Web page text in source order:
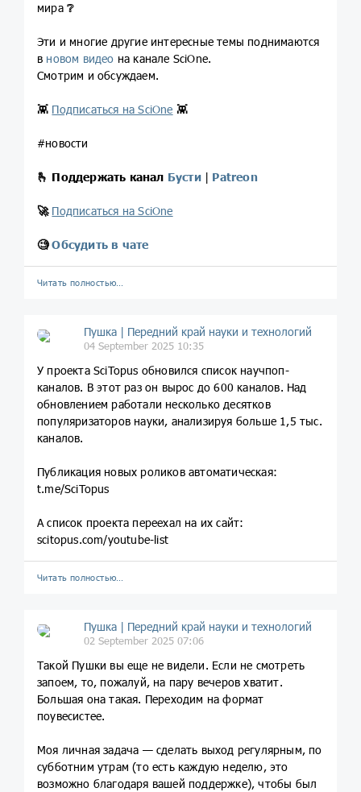
мира ❔
Эти и многие другие интересные темы поднимаются
в новом видео на канале SciOne.
Смотрим и обсуждаем.
👾 Подписаться на SciOne 👾
#новости
🫰 Поддержать канал Бусти| Patreon
🚀 Подписаться на SciOne
🧐 Обсудить в чате
Читать полностью…
Пушка | Передний край науки и технологий
04 September 2025 10:35
У проекта SciTopus обновился список научпоп-
каналов. В этот раз он вырос до 600 каналов. Над
обновлением работали несколько десятков
популяризаторов науки, анализируя больше 1,5 тыс.
каналов.
Публикация новых роликов автоматическая:
t.me/SciTopus
А список проекта переехал на их сайт:
scitopus.com/youtube-list
Читать полностью…
Пушка | Передний край науки и технологий
02 September 2025 07:06
Такой Пушки вы еще не видели. Если не смотреть
запоем, то, пожалуй, на пару вечеров хватит.
Большая она такая. Переходим на формат
поувесистее.
Моя личная задача — сделать выход регулярным, по
субботним утрам (то есть каждую неделю, это
возможно благодаря вашей поддержке), чтобы был